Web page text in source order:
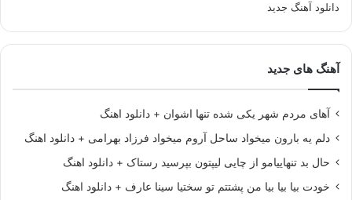
دانلود آهنگ جدید
آهنگ های جدید
آهای مردم شهر یکی شده تنها اشوان + دانلود اهنگ
دلم یه بارون میخواد ساحل آروم میخواد فرزاد بهرامی + دانلود اهنگ
حال بد تنهاییامو از چایی لیپتون بپرسید رستاک + دانلود اهنگ
خودت بیا بیا بیا من پشتتم تو سختیا سینا عارف + دانلود اهنگ